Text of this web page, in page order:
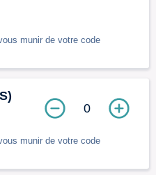
munir de votre code
munir de votre code
0